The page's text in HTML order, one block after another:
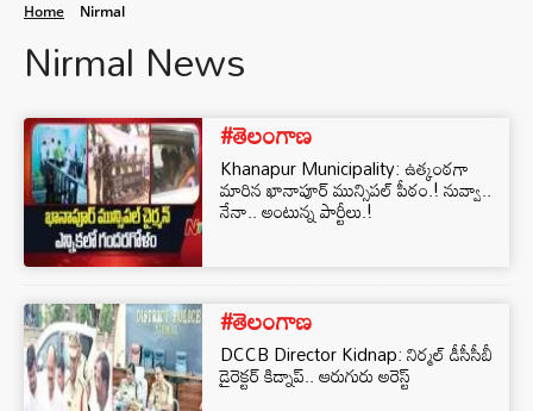
Home Nirmal
Nirmal News
#తెలంగాణ
Khanapur Municipality: ఉత్కంఠగా
మారిన ఖానాపూర్ మున్సిపల్ పీఠం.! నువ్వా..
నేనా.. అంటున్న పార్టీలు.!
#తెలంగాణ
DCCB Director Kidnap: నిర్మల్ డీసీసీబీ
డైరెక్టర్ కిడ్నాప్.. ఆరుగురు అరెస్ట్